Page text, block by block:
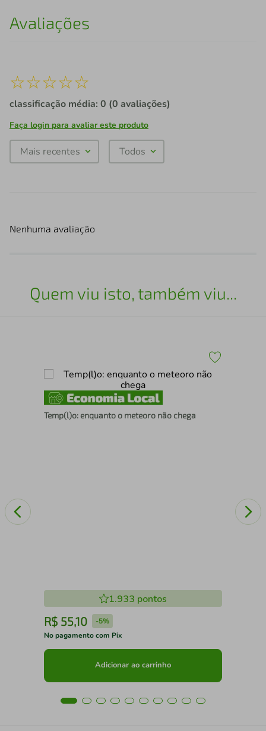
Avaliações
☆☆☆☆☆
classificação média: 0 (0 avaliações)
Faça login para avaliar este produto
Mais recentes Todos
Nenhuma avaliação
Quem viu isto, também viu...
Temp(l)o: enquanto o meteoro não chega
1.933 pontos
R$ 55,10 -5%
No pagamento com Pix
Adicionar ao carrinho